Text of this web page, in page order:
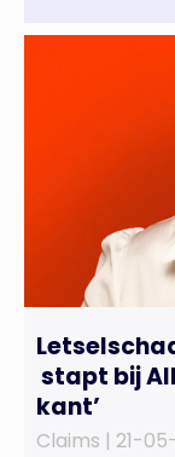
stapt bij
kant’
Claims | 21-